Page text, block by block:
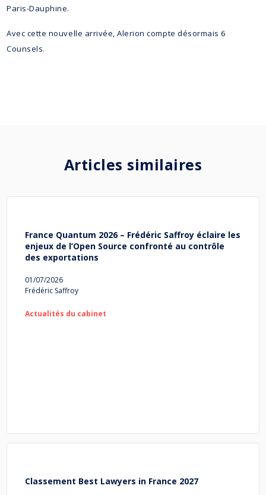
Paris-Dauphine.
Avec cette nouvelle arrivée, Alerion compte désormais 6
Counsels.
Articles similaires
France Quantum 2026 – Frédéric Saffroy éclaire les
enjeux de l’Open Source confronté au contrôle
des exportations
01/07/2026
Frédéric Saffroy
Actualités du cabinet
Classement Best Lawyers in France 2027